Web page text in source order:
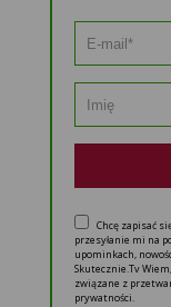
Chcę zapisać
przesyłanie mi na
upominkach,
Skutecznie.Tv
związane z
prywatności.